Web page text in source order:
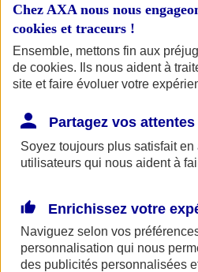
Chez AXA nous nous
cookies et traceurs !
Ensemble, mettons fin aux
de cookies. Ils nous aident à
site et faire évoluer votre
Partagez vos attentes
Soyez toujours plus satisfait en
utilisateurs qui nous aident à
Enrichissez votre
Naviguez selon vos
personnalisation qui nous
des publicités personnalisées